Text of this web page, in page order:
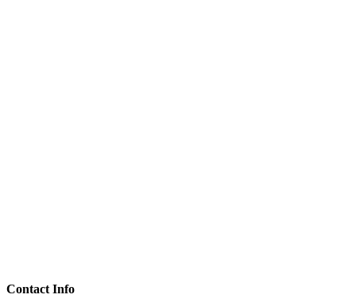
Contact Info